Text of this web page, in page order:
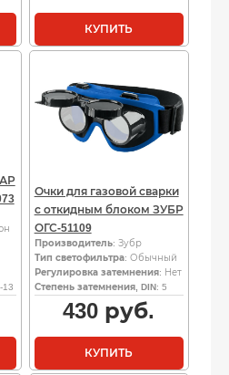
КУПИТЬ
13
Очки для газовой сварки
с откидным блоком ЗУБР
ОГС-51109
Производитель: Зубр
Тип светофильтра: Обычный
Регулировка затемнения: Нет
Степень затемнения, DIN: 5
430 руб.
КУПИТЬ